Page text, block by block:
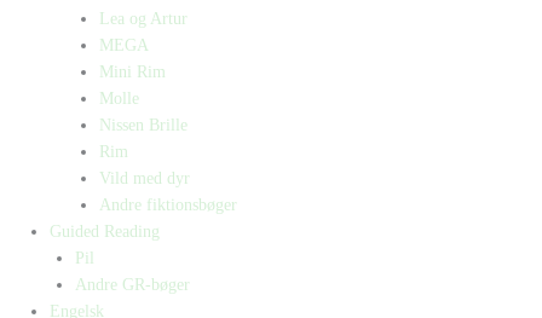
Lea og Artur
MEGA
Mini Rim
Molle
Nissen Brille
Rim
Vild med dyr
Andre fiktionsbøger
Guided Reading
Pil
Andre GR-bøger
Engelsk